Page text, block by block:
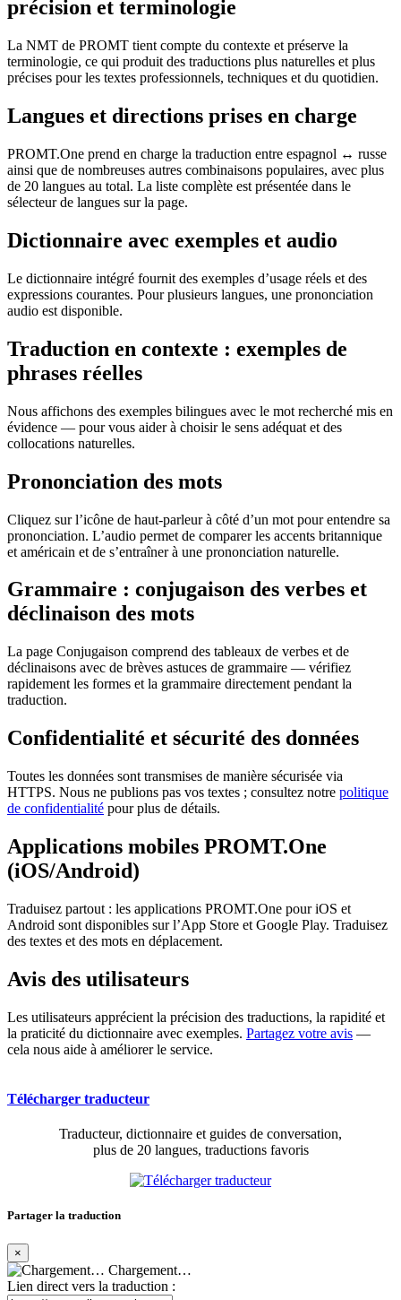
précision et terminologie
La NMT de PROMT tient compte du contexte et préserve la
terminologie, ce qui produit des traductions plus naturelles et plus
précises pour les textes professionnels, techniques et du quotidien.
Langues et directions prises en charge
PROMT.One prend en charge la traduction entre espagnol ↔ russe
ainsi que de nombreuses autres combinaisons populaires, avec plus
de 20 langues au total. La liste complète est présentée dans le
sélecteur de langues sur la page.
Dictionnaire avec exemples et audio
Le dictionnaire intégré fournit des exemples d’usage réels et des
expressions courantes. Pour plusieurs langues, une prononciation
audio est disponible.
Traduction en contexte : exemples de
phrases réelles
Nous affichons des exemples bilingues avec le mot recherché mis en
évidence — pour vous aider à choisir le sens adéquat et des
collocations naturelles.
Prononciation des mots
Cliquez sur l’icône de haut-parleur à côté d’un mot pour entendre sa
prononciation. L’audio permet de comparer les accents britannique
et américain et de s’entraîner à une prononciation naturelle.
Grammaire : conjugaison des verbes et
déclinaison des mots
La page Conjugaison comprend des tableaux de verbes et de
déclinaisons avec de brèves astuces de grammaire — vérifiez
rapidement les formes et la grammaire directement pendant la
traduction.
Confidentialité et sécurité des données
Toutes les données sont transmises de manière sécurisée via
HTTPS. Nous ne publions pas vos textes ; consultez notre politique
de confidentialité pour plus de détails.
Applications mobiles PROMT.One
(iOS/Android)
Traduisez partout : les applications PROMT.One pour iOS et
Android sont disponibles sur l’App Store et Google Play. Traduisez
des textes et des mots en déplacement.
Avis des utilisateurs
Les utilisateurs apprécient la précision des traductions, la rapidité et
la praticité du dictionnaire avec exemples. Partagez votre avis —
cela nous aide à améliorer le service.
Télécharger traducteur
Traducteur, dictionnaire et guides de conversation,
plus de 20 langues, traductions favoris
Partager la traduction
×
Chargement…
Lien direct vers la traduction :